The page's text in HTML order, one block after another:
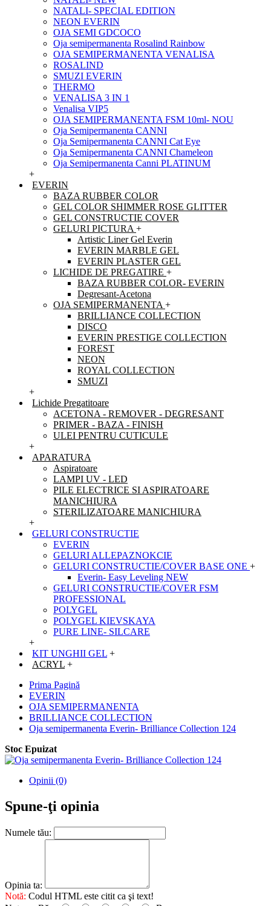
NATALI- SPECIAL EDITION
NEON EVERIN
OJA SEMI GDCOCO
Oja semipermanenta Rosalind Rainbow
OJA SEMIPERMANENTA VENALISA
ROSALIND
SMUZI EVERIN
THERMO
VENALISA 3 IN 1
Venalisa VIP5
OJA SEMIPERMANENTA FSM 10ml- NOU
Oja Semipermanenta CANNI
Oja Semipermanenta CANNI Cat Eye
Oja Semipermanenta CANNI Chameleon
Oja Semipermanenta Canni PLATINUM
+
EVERIN
BAZA RUBBER COLOR
GEL COLOR SHIMMER ROSE GLITTER
GEL CONSTRUCTIE COVER
GELURI PICTURA +
Artistic Liner Gel Everin
EVERIN MARBLE GEL
EVERIN PLASTER GEL
LICHIDE DE PREGATIRE +
BAZA RUBBER COLOR- EVERIN
Degresant-Acetona
OJA SEMIPERMANENTA +
BRILLIANCE COLLECTION
DISCO
EVERIN PRESTIGE COLLECTION
FOREST
NEON
ROYAL COLLECTION
SMUZI
+
Lichide Pregatitoare
ACETONA - REMOVER - DEGRESANT
PRIMER - BAZA - FINISH
ULEI PENTRU CUTICULE
+
APARATURA
Aspiratoare
LAMPI UV - LED
PILE ELECTRICE SI ASPIRATOARE
MANICHIURA
STERILIZATOARE MANICHIURA
+
GELURI CONSTRUCTIE
EVERIN
GELURI ALLEPAZNOKCIE
GELURI CONSTRUCTIE/COVER BASE ONE +
Everin- Easy Leveling NEW
GELURI CONSTRUCTIE/COVER FSM
PROFESSIONAL
POLYGEL
POLYGEL KIEVSKAYA
PURE LINE- SILCARE
+
KIT UNGHII GEL +
ACRYL +
Prima Pagină
EVERIN
OJA SEMIPERMANENTA
BRILLIANCE COLLECTION
Oja semipermanenta Everin- Brilliance Collection 124
Stoc Epuizat
Opinii (0)
Spune-ţi opinia
Numele tău:
Opinia ta:
Notă: Codul HTML este citit ca şi text!